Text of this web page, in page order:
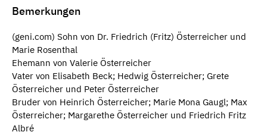
Bemerkungen
(geni.com) Sohn von Dr. Friedrich (Fritz) Österreicher und
Marie Rosenthal
Ehemann von Valerie Österreicher
Vater von Elisabeth Beck; Hedwig Österreicher; Grete
Österreicher und Peter Österreicher
Bruder von Heinrich Österreicher; Marie Mona Gaugl; Max
Österreicher; Margarethe Österreicher und Friedrich Fritz
Albré